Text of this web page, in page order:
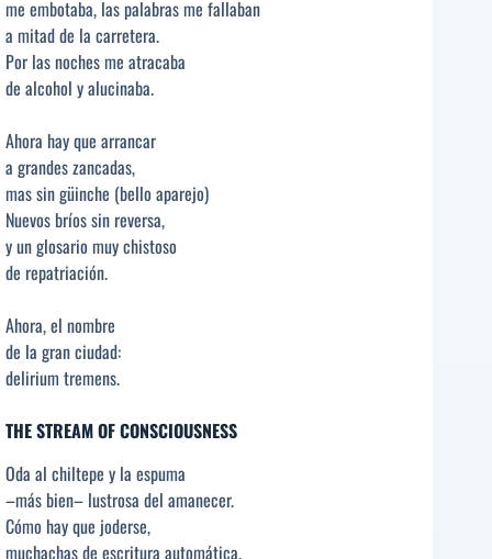
me embotaba, las palabras me fallaban
a mitad de la carretera.
Por las noches me atracaba
de alcohol y alucinaba.
Ahora hay que arrancar
a grandes zancadas,
mas sin güinche (bello aparejo)
Nuevos bríos sin reversa,
y un glosario muy chistoso
de repatriación.
Ahora, el nombre
de la gran ciudad:
delirium tremens.
THE STREAM OF CONSCIOUSNESS
Oda al chiltepe y la espuma
–más bien– lustrosa del amanecer.
Cómo hay que joderse,
muchachas de escritura automática.